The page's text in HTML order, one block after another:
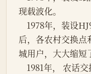
现载波化。
后，各农村交换点
城用户，大大缩短